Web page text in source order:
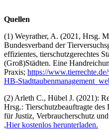
Quellen
(1) Weyrather, A. (2021, Hrsg.
Bundesverband der
effizientes, tierschutzgerechtes
(Groß)Städten. Eine
Praxis; https://
HB-
(2) Arleth C., Hübel J. (2021):
Hrsg.: Tierschutzbeauftragte
für Justiz, Verbraucherschutz
,Hier kostenlos herunterladen.